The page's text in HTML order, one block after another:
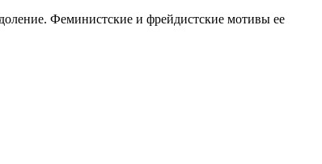
Феминистские и фрейдистские мотивы ее